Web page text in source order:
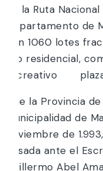
de la Ruta
Departamento de
con 1060 lotes
uso residencial,
recreativo plaza
Que la Provincia
Municipalidad
noviembre de
pasada ante el
Guillermo Abel